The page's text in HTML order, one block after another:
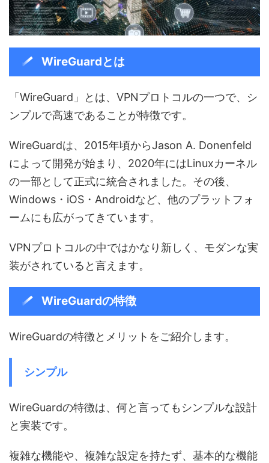
WireGuardとは
「WireGuard」とは、VPNプロトコルの一つで、シ
ンプルで高速であることが特徴です。
WireGuardは、2015年頃からJason A. Donenfeld
によって開発が始まり、2020年にはLinuxカーネル
の一部として正式に統合されました。その後、
Windows・iOS・Androidなど、他のプラットフォ
ームにも広がってきています。
VPNプロトコルの中ではかなり新しく、モダンな実
装がされていると言えます。
WireGuardの特徴
WireGuardの特徴とメリットをご紹介します。
シンプル
WireGuardの特徴は、何と言ってもシンプルな設計
と実装です。
複雑な機能や、複雑な設定を持たず、基本的な機能